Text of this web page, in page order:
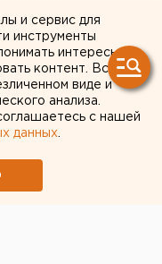
Челябинской
и сервис для
инструменты
интересы
контент. Вся
виде и
анализа.
с нашей
данных